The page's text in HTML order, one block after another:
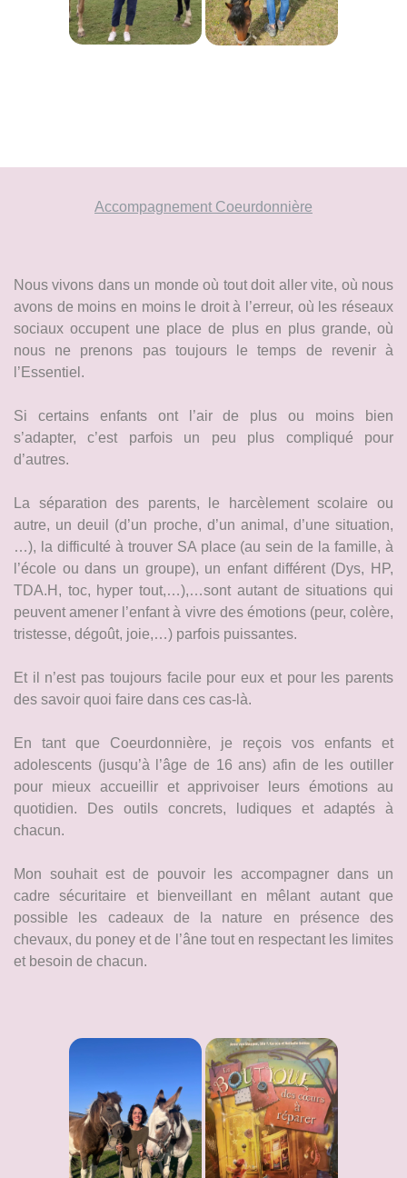
Accompagnement Coeurdonnière
Nous vivons dans un monde où tout doit aller vite, où nous
avons de moins en moins le droit à l’erreur, où les réseaux
sociaux occupent une place de plus en plus grande, où
nous ne prenons pas toujours le temps de revenir à
l’Essentiel.
Si certains enfants ont l’air de plus ou moins bien
s’adapter, c’est parfois un peu plus compliqué pour
d’autres.
La séparation des parents, le harcèlement scolaire ou
autre, un deuil (d’un proche, d’un animal, d’une situation,
…), la difficulté à trouver SA place (au sein de la famille, à
l’école ou dans un groupe), un enfant différent (Dys, HP,
TDA.H, toc, hyper tout,…),…sont autant de situations qui
peuvent amener l’enfant à vivre des émotions (peur, colère,
tristesse, dégoût, joie,…) parfois puissantes.
Et il n’est pas toujours facile pour eux et pour les parents
des savoir quoi faire dans ces cas-là.
En tant que Coeurdonnière, je reçois vos enfants et
adolescents (jusqu’à l’âge de 16 ans) afin de les outiller
pour mieux accueillir et apprivoiser leurs émotions au
quotidien. Des outils concrets, ludiques et adaptés à
chacun.
Mon souhait est de pouvoir les accompagner dans un
cadre sécuritaire et bienveillant en mêlant autant que
possible les cadeaux de la nature en présence des
chevaux, du poney et de l’âne tout en respectant les limites
et besoin de chacun.